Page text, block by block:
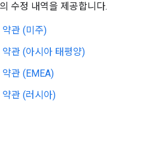
수정 내역을 제공합니다.
관 (미주)
관 (아시아 태평양)
관 (EMEA)
관 (러시아)